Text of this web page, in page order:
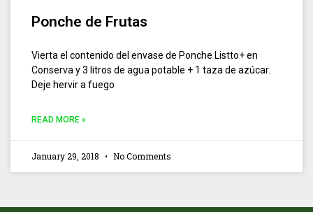
Ponche de Frutas
Vierta el contenido del envase de Ponche Listto+ en
Conserva y 3 litros de agua potable + 1 taza de azúcar.
Deje hervir a fuego
READ MORE »
January 29, 2018 No Comments